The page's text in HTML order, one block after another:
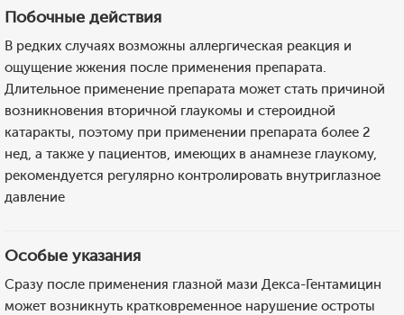
Побочные действия
В редких случаях возможны аллергическая реакция и
ощущение жжения после применения препарата.
Длительное применение препарата может стать причиной
возникновения вторичной глаукомы и стероидной
катаракты, поэтому при применении препарата более 2
нед, а также у пациентов, имеющих в анамнезе глаукому,
рекомендуется регулярно контролировать внутриглазное
давление
Особые указания
Сразу после применения глазной мази Декса-Гентамицин
может возникнуть кратковременное нарушение остроты